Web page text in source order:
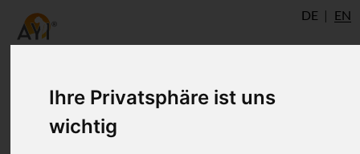
Ihre Privatsphäre ist uns
wichtig
DE EN
Inspired - Milestep 2